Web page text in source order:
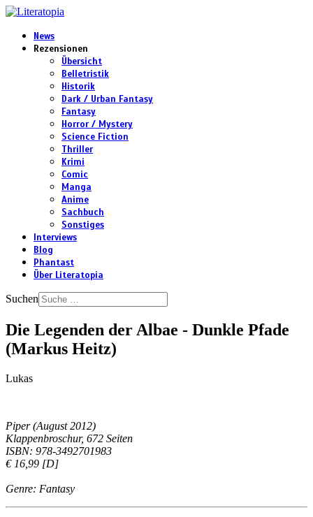
News
Rezensionen
Übersicht
Belletristik
Historik
Dark / Urban Fantasy
Fantasy
Horror / Mystery
Science Fiction
Thriller
Krimi
Comic
Manga
Anime
Sachbuch
Sonstiges
Interviews
Blog
Phantast
Über Literatopia
Suchen
Die Legenden der Albae - Dunkle Pfade
(Markus Heitz)
Lukas
Piper (August 2012)
Klappenbroschur, 672 Seiten
ISBN: 978-3492701983
€ 16,99 [D]
Genre: Fantasy